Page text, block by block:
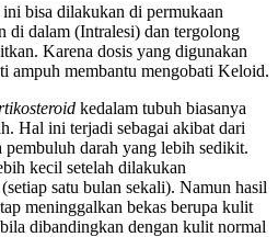
bisa dilakukan di permukaan
di dalam (Intralesi) dan tergolong
Karena dosis yang digunakan
ampuh membantu mengobati Keloid.
kedalam tubuh biasanya
Hal ini terjadi sebagai akibat dari
pembuluh darah yang lebih sedikit.
kecil setelah dilakukan
satu bulan sekali). Namun hasil
meninggalkan bekas berupa kulit
dibandingkan dengan kulit normal